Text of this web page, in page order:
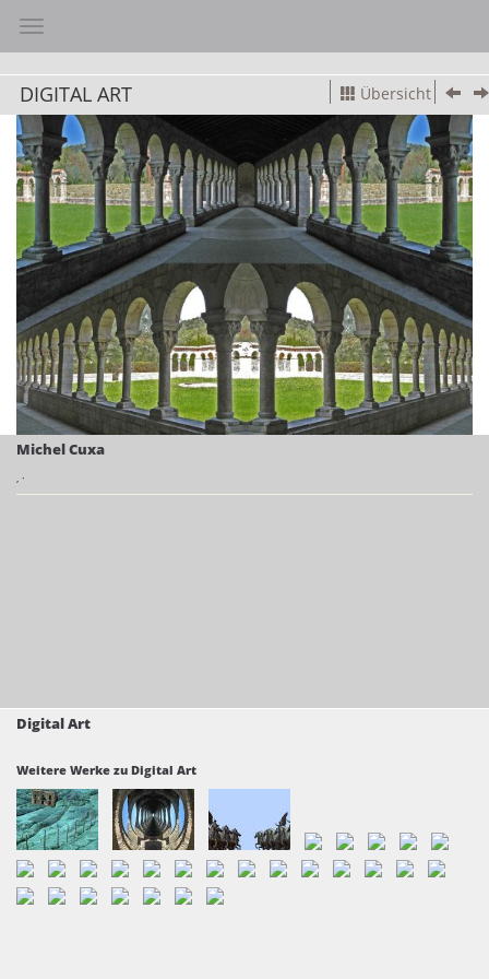
Toggle navigation
DIGITAL ART Übersicht
Michel Cuxa
, ·
Digital Art
Weitere Werke zu Digital Art